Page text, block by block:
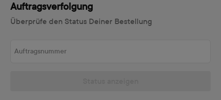
Auftragsverfolgung
Überprüfe den Status Deiner Bestellung